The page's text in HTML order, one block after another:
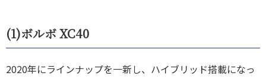
(1)ボルボ XC40
2020年にラインナップを一新し、ハイブリッド搭載になっ